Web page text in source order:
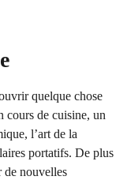
quelque chose
cours de cuisine, un
l’art de la
portatifs. De plus
de nouvelles